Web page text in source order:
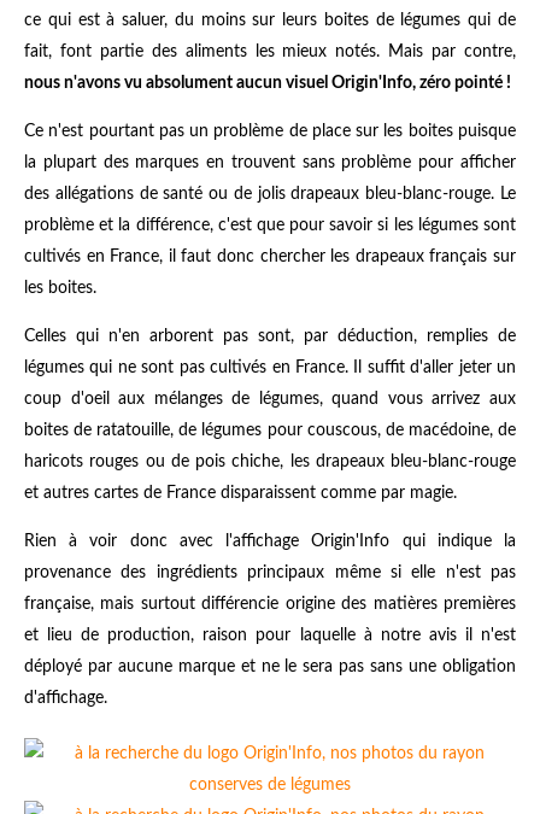
ce qui est à saluer, du moins sur leurs boites de légumes qui de
fait, font partie des aliments les mieux notés. Mais par contre,
nous n'avons vu absolument aucun visuel Origin'Info, zéro pointé !
Ce n'est pourtant pas un problème de place sur les boites puisque
la plupart des marques en trouvent sans problème pour afficher
des allégations de santé ou de jolis drapeaux bleu-blanc-rouge. Le
problème et la différence, c'est que pour savoir si les légumes sont
cultivés en France, il faut donc chercher les drapeaux français sur
les boites.
Celles qui n'en arborent pas sont, par déduction, remplies de
légumes qui ne sont pas cultivés en France. Il suffit d'aller jeter un
coup d'oeil aux mélanges de légumes, quand vous arrivez aux
boites de ratatouille, de légumes pour couscous, de macédoine, de
haricots rouges ou de pois chiche, les drapeaux bleu-blanc-rouge
et autres cartes de France disparaissent comme par magie.
Rien à voir donc avec l'affichage Origin'Info qui indique la
provenance des ingrédients principaux même si elle n'est pas
française, mais surtout différencie origine des matières premières
et lieu de production, raison pour laquelle à notre avis il n'est
déployé par aucune marque et ne le sera pas sans une obligation
d'affichage.